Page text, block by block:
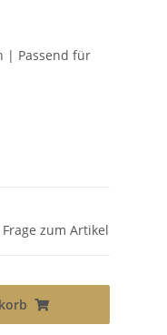
| Passend für
Frage zum Artikel